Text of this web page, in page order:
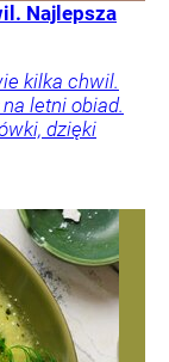
Najlepsza
kilka chwil.
letni obiad.
dzięki